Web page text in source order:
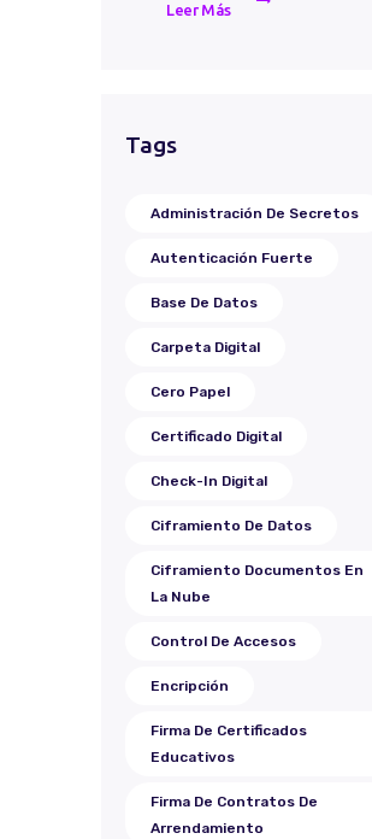
Leer Más
Tags
Administración De Secretos
Autenticación Fuerte
Base De Datos
Carpeta Digital
Cero Papel
Certificado Digital
Check-In Digital
Ciframiento De Datos
Ciframiento Documentos En
La Nube
Control De Accesos
Encripción
Firma De Certificados
Educativos
Firma De Contratos De
Arrendamiento